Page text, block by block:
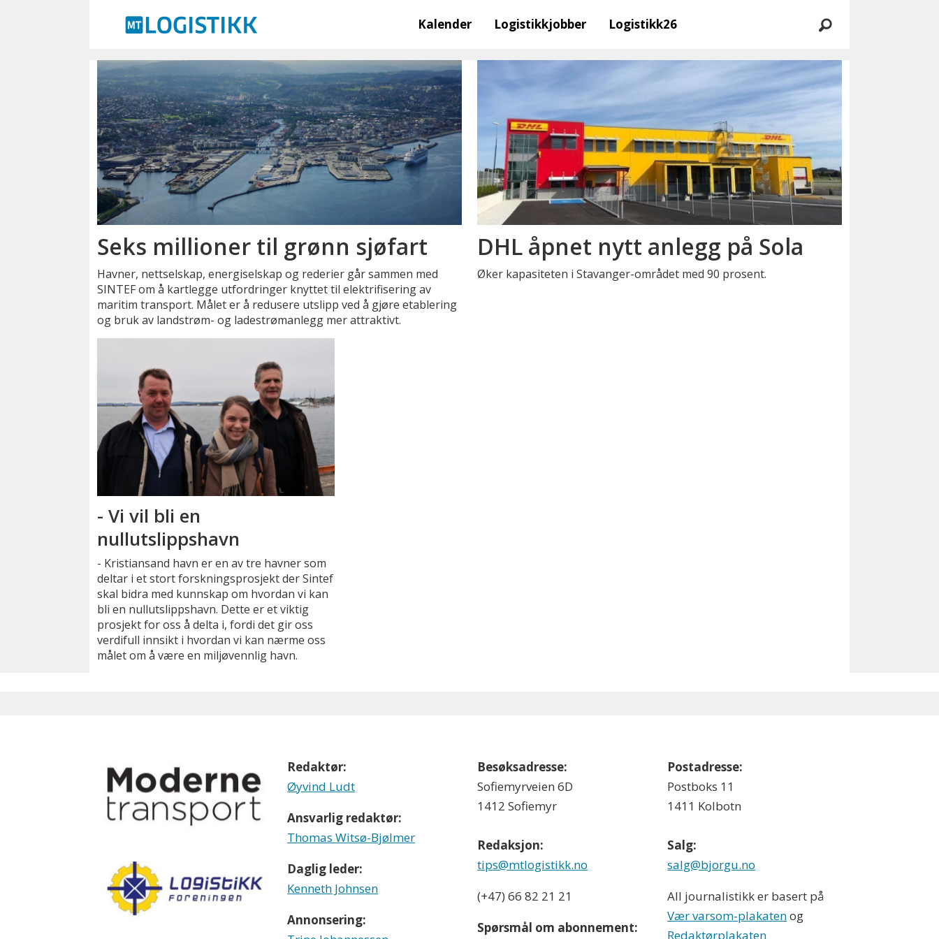
Kalender Logistikkjobber Logistikk26
Seks millioner til grønn sjøfart
Havner, nettselskap, energiselskap og rederier går sammen med
SINTEF om å kartlegge utfordringer knyttet til elektrifisering av
maritim transport. Målet er å redusere utslipp ved å gjøre etablering
og bruk av landstrøm- og ladestrømanlegg mer attraktivt.
DHL åpnet nytt anlegg på Sola
Øker kapasiteten i Stavanger-området med 90 prosent.
- Vi vil bli en
nullutslippshavn
- Kristiansand havn er en av tre havner som
deltar i et stort forskningsprosjekt der Sintef
skal bidra med kunnskap om hvordan vi kan
bli en nullutslippshavn. Dette er et viktig
prosjekt for oss å delta i, fordi det gir oss
verdifull innsikt i hvordan vi kan nærme oss
målet om å være en miljøvennlig havn.
Redaktør:
Øyvind Ludt
Ansvarlig redaktør:
Thomas Witsø-Bjølmer
Daglig leder:
Kenneth Johnsen
Annonsering:
Besøksadresse:
Sofiemyrveien 6D
1412 Sofiemyr
Redaksjon:
tips@mtlogistikk.no
(+47) 66 82 21 21
Spørsmål om abonnement:
Postadresse:
Postboks 11
1411 Kolbotn
Salg:
salg@bjorgu.no
All journalistikk er basert på
Vær varsom-plakatenog
Redaktørplakaten